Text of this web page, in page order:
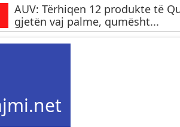
AUV: Tërhiqen 12 produkte të
gjetën vaj palme, qumësht...